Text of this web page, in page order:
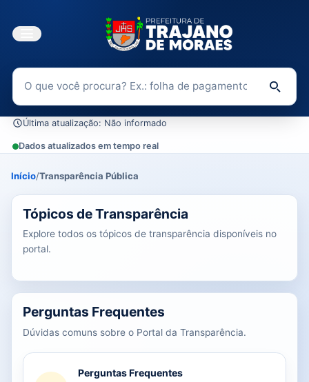
Buscar no Portal da Transparência
Última atualização: Não informado
Dados atualizados em tempo real
Início/Transparência Pública
0 tópicos carregados do banco de dados.
Tópicos de Transparência
Explore todos os tópicos de transparência disponíveis no
portal.
Perguntas Frequentes
Dúvidas comuns sobre o Portal da Transparência.
Perguntas Frequentes